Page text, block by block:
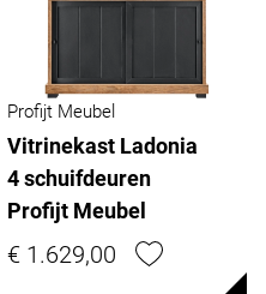
Profijt Meubel
Vitrinekast Ladonia
4 schuifdeuren
Profijt Meubel
€ 1.629,00